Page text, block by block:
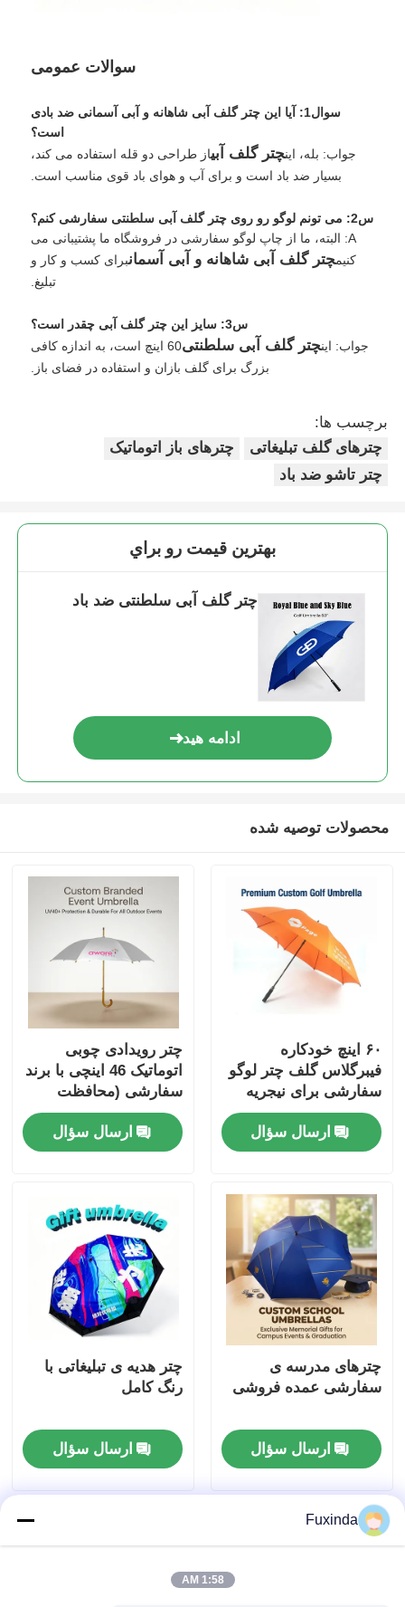
سوالات عمومی
سوال1: آیا این چتر گلف آبی شاهانه و آبی آسمانی ضد بادی
است؟
جواب: بله، اینچتر گلف آبیاز طراحی دو قله استفاده می کند،
بسیار ضد باد است و برای آب و هوای باد قوی مناسب است.
س2: می تونم لوگو رو روی چتر گلف آبی سلطنتی سفارشی کنم؟
A: البته، ما از چاپ لوگو سفارشی در فروشگاه ما پشتیبانی می
کنیمچتر گلف آبی شاهانه و آبی آسمانبرای کسب و کار و
تبلیغ.
س3: سایز این چتر گلف آبی چقدر است؟
جواب: اينچتر گلف آبی سلطنتی
60 اینچ است، به اندازه کافی
بزرگ برای گلف بازان و استفاده در فضای باز.
برچسب ها:
چترهای گلف تبلیغاتی
چترهای باز اتوماتیک
چتر تاشو ضد باد
بهترين قيمت رو براي
چتر گلف آبی سلطنتی ضد باد
ادامه هید
محصولات توصیه شده
۶۰ اینچ خودکاره
فیبرگلاس گلف چتر لوگو
سفارشی برای نیجریه
هدیه کسب و کار
ارسال سؤال
چتر رویدادی چوبی
اتوماتیک 46 اینچی با برند
سفارشی (محافظت
UV40+)
ارسال سؤال
چترهای مدرسه ی
سفارشی عمده فروشی
ارسال سؤال
چتر هدیه ی تبلیغاتی با
رنگ کامل
ارسال سؤال
Fuxinda
1:58 AM